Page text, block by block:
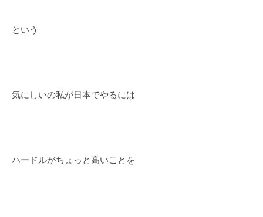
という
気にしいの私が日本でやるには
ハードルがちょっと高いことを